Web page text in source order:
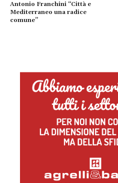
Antonio Franchini “Città e
Mediterraneo una radice
comune”